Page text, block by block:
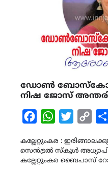
ഡോൺ ബോസ്കോ
നിഷ ജോസ്
FacebookWhatsAppTwitterCopy
കല്ലേറ്റുംകര :
സെൻട്രൽ സ്കൂൾ
കല്ലേറ്റുംകര ബൈപാസ്